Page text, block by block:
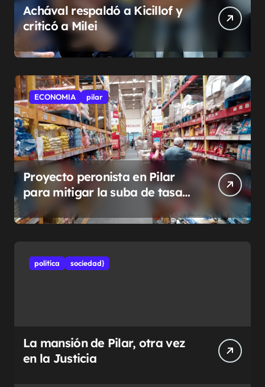
Achával respaldó a Kicillof y
criticó a Milei
ECONOMIA pilar
Proyecto peronista en Pilar
para mitigar la suba de tasas
municipales
politíca sociedad}
La mansión de Pilar, otra vez
en la Justicia